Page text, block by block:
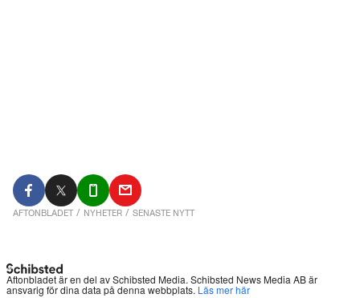
AFTONBLADET / NYHETER / SENASTE NYTT
Aftonbladet är en del av Schibsted Media. Schibsted News Media AB är
ansvarig för dina data på denna webbplats. Läs mer här